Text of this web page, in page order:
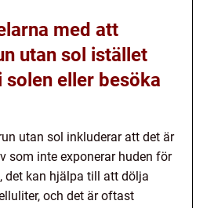
med att
utan sol istället
eller besöka
utan sol inkluderar att det är
som inte exponerar huden för
det kan hjälpa till att dölja
och det är oftast